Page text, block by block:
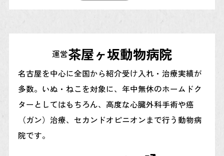
運営茶屋ヶ坂動物病院
名古屋を中心に全国から紹介受け入れ・治療実績が
多数。いぬ・ねこを対象に、年中無休のホームドク
ターとしてはもちろん、高度な心臓外科手術や癌
（ガン）治療、セカンドオピニオンまで行う動物病
院です。